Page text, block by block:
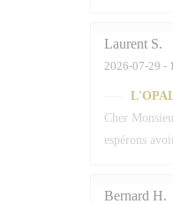
Laurent S
2026-07-29 -
Cher
espérons
Bernard H